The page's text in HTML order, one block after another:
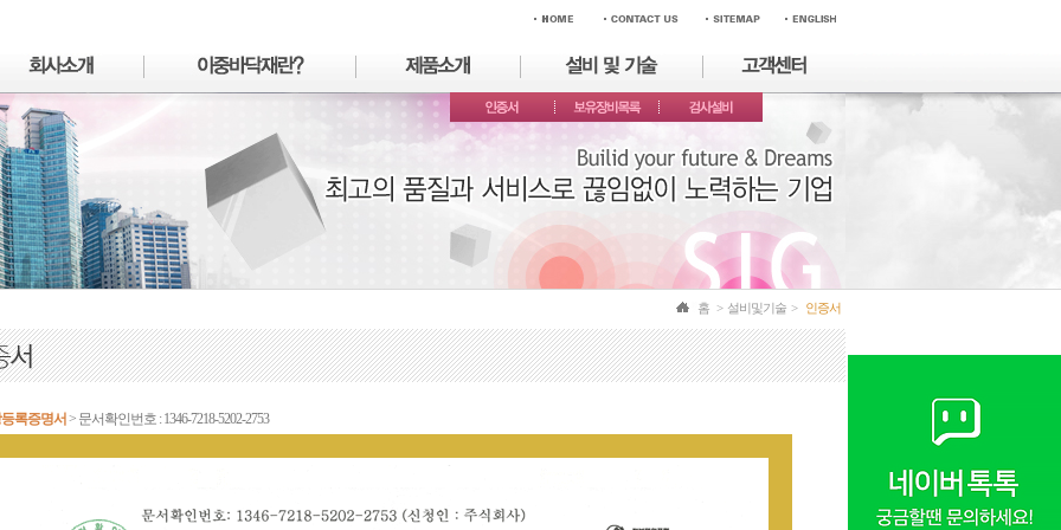
홈 > 설비및기술 > 인증서
록증명서 > 문서확인번호 : 1346-7218-5202-2753